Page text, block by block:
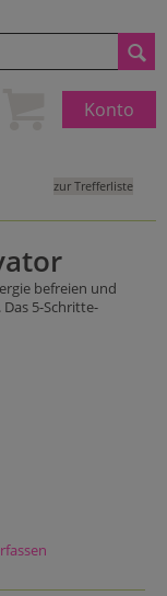
Konto
zur Trefferliste
befreien und
5-Schritte-